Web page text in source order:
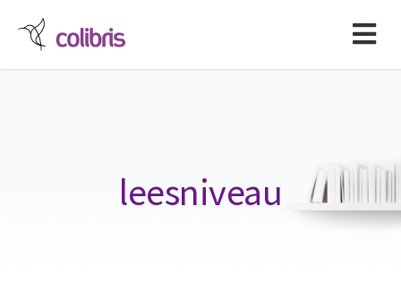
leesniveau